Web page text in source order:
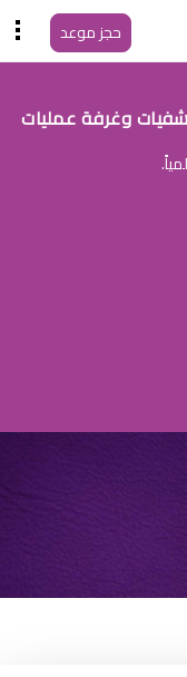
حجز موعد
وغرفة عمليات